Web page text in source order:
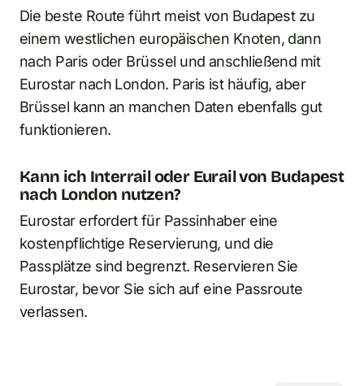
Die beste Route führt meist von Budapest zu
einem westlichen europäischen Knoten, dann
nach Paris oder Brüssel und anschließend mit
Eurostar nach London. Paris ist häufig, aber
Brüssel kann an manchen Daten ebenfalls gut
funktionieren.
Kann ich Interrail oder Eurail von Budapest
nach London nutzen?
Eurostar erfordert für Passinhaber eine
kostenpflichtige Reservierung, und die
Passplätze sind begrenzt. Reservieren Sie
Eurostar, bevor Sie sich auf eine Passroute
verlassen.